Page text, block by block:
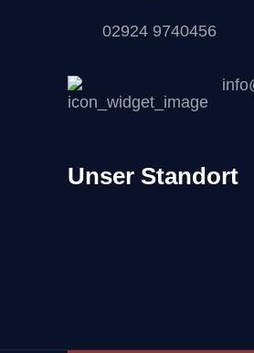
02924 9740456
Unser Standort